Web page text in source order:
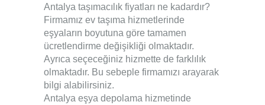
Antalya taşımacılık fiyatları ne kadardır?
Firmamız ev taşıma hizmetlerinde
eşyaların boyutuna göre tamamen
ücretlendirme değişikliği olmaktadır.
Ayrıca seçeceğiniz hizmette de farklılık
olmaktadır. Bu sebeple firmamızı arayarak
bilgi alabilirsiniz.
Antalya eşya depolama hizmetinde